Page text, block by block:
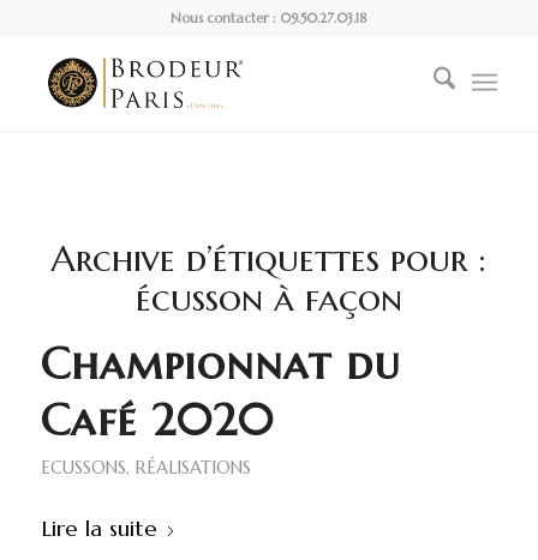
Nous contacter : 09.50.27.03.18
Archive d’étiquettes pour :
écusson à façon
Championnat du
Café 2020
ECUSSONS, RÉALISATIONS
Lire la suite